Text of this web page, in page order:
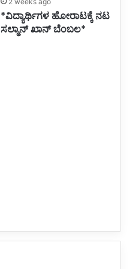
*ವಿದ್ಯಾರ್ಥಿಗಳ ಹೋರಾಟಕ್ಕೆ ನಟ
ಸಲ್ಮಾನ್ ಖಾನ್ ಬೆಂಬಲ*